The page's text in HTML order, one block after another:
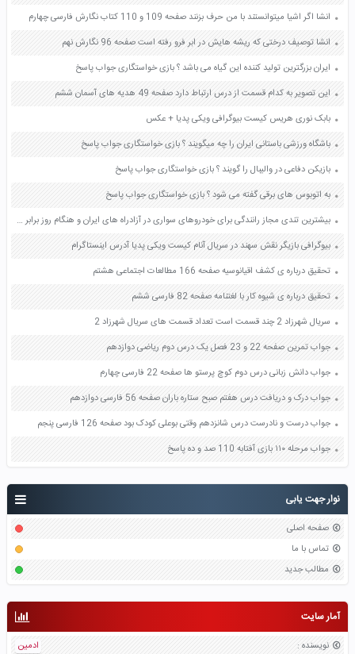
نوار جهت یابی
صفحه اصلی
تماس با ما
مطالب جدید
آمار سایت
نویسنده : ادمین
انشا اگر اشیا میتوانستند با من حرف بزنند صفحه 109 و 110 کتاب نگارش فارسی چهارم
انشا توصیف درختی که ریشه هایش در ابر فرو رفته است صفحه 96 نگارش نهم
ایران بزرگترین تولید کننده این گیاه می باشد ؟ بازی خواستگاری جواب پاسخ
این تصویر به کدام قسمت از درس ارتباط دارد صفحه 49 هدیه های آسمان ششم
بابک نوری هریس کیست بیوگرافی ویکی پدیا + عکس
باشگاه ورزشی باستانی ایران را چه میگویند ؟ بازی خواستگاری جواب پاسخ
بازیکن دفاعی در والیبال را گویند ؟ بازی خواستگاری جواب پاسخ
به اتوبوس های برقی گفته می شود ؟ بازی خواستگاری جواب پاسخ
بیشترین تندی مجاز رانندگی برای خودروهای سواری در آزادراه های ایران و هنگام روز برابر 120 کیلومتر بر ساعت است این تندی مجاز را بر حسب متر بر ثانیه بنویسید صفحه 46 علوم نهم
بیوگرافی بازیگر نقش سهند در سریال آنام کیست ویکی پدیا آدرس اینستاگرام
تحقیق درباره ی کشف اقیانوسیه صفحه 166 مطالعات اجتماعی هشتم
تحقیق درباره ی شیوه کار با لغتنامه صفحه 82 فارسی ششم
سریال شهرزاد 2 چند قسمت است تعداد قسمت های سریال شهرزاد 2
جواب تمرین صفحه 22 و 23 فصل یک درس دوم ریاضی دوازدهم
جواب دانش زبانی درس دوم کوچ پرستو ها صفحه 22 فارسی چهارم
جواب درک و دریافت درس هفتم صبح ستاره باران صفحه 56 فارسی دوازدهم
جواب درست و نادرست درس شانزدهم وقتی بوعلی کودک بود صفحه 126 فارسی پنجم
جواب مرحله ۱۱۰ بازی آفتابه 110 صد و ده پاسخ